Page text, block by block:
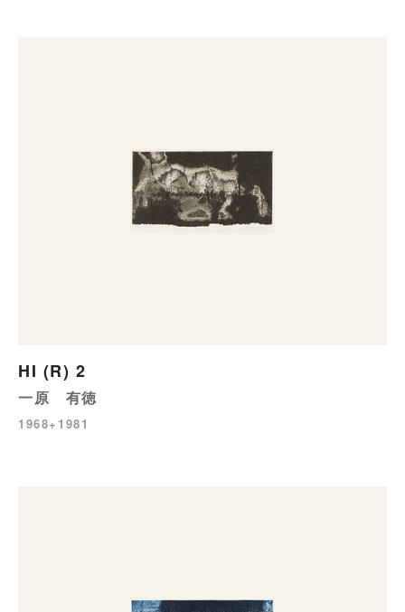
HI (R) 2
一原 有徳
1968+1981